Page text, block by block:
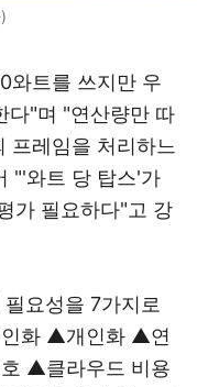
와트를 쓰지만 우
다"며 "연산량만 따
프레임을 처리하느
"'와트 당 탑스'가
가 필요하다"고 강
요성을 7가지로
화 ▲개인화 ▲연
▲클라우드 비용